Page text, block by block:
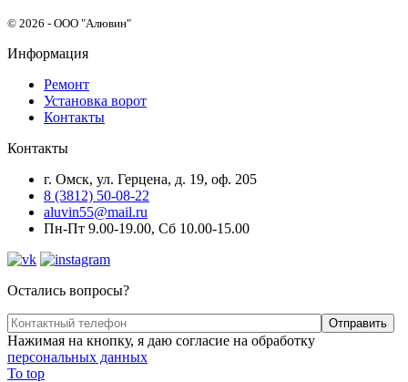
© 2026 - ООО "Алювин"
Информация
Ремонт
Установка ворот
Контакты
Контакты
г. Омск, ул. Герцена, д. 19, оф. 205
8 (3812) 50-08-22
aluvin55@mail.ru
Пн-Пт 9.00-19.00, Сб 10.00-15.00
Остались вопросы?
Нажимая на кнопку, я даю согласие на обработку
персональных данных
To top